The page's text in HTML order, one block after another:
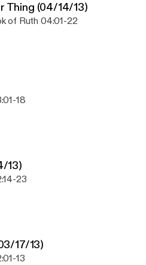
Thing (04/14/13)
of Ruth 04:01-22
18
13)
23
17/13)
13